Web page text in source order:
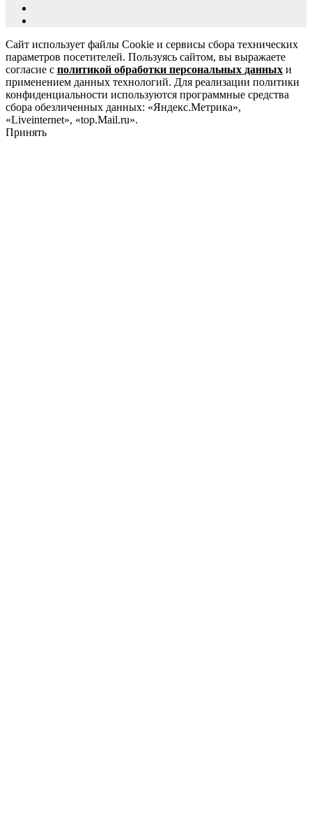
Сайт использует файлы Cookie и сервисы сбора технических
параметров посетителей. Пользуясь сайтом, вы выражаете
согласие с политикой обработки персональных данных и
применением данных технологий. Для реализации политики
конфиденциальности используются программные средства
сбора обезличенных данных: «Яндекс.Метрика»,
«Liveinternet», «top.Mail.ru».
Принять